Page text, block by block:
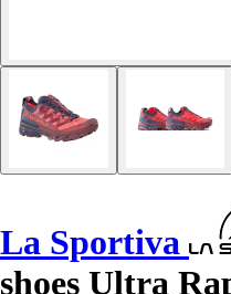
La Sportiva
shoes Ultra